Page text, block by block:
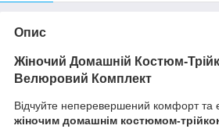
Опис
Жіночий Домашній Костюм-
Велюровий Комплект
Відчуйте неперевершений комфорт та
жіночим домашнім костюмом-